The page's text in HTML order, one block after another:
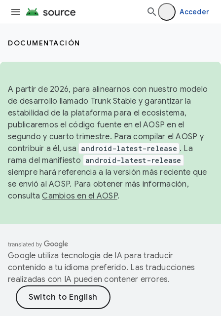
Acceder
DOCUMENTACIÓN
A partir de 2026, para alinearnos con nuestro modelo
de desarrollo llamado Trunk Stable y garantizar la
estabilidad de la plataforma para el ecosistema,
publicaremos el código fuente en el AOSP en el
segundo y cuarto trimestre. Para compilar el AOSP y
contribuir a él, usa android-latest-release . La
rama del manifiesto android-latest-release
siempre hará referencia a la versión más reciente que
se envió al AOSP. Para obtener más información,
consultaCambios en el AOSP.
Google utiliza tecnología de IA para traducir
contenido a tu idioma preferido. Las traducciones
realizadas con IA pueden contener errores.